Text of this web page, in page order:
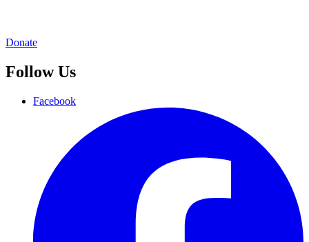
Donate
Follow Us
Facebook